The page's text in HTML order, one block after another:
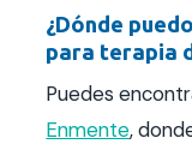
¿Dónde
para terapia
Puedes
Enmente,